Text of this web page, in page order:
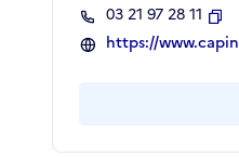
03 21 97 28 11
https://